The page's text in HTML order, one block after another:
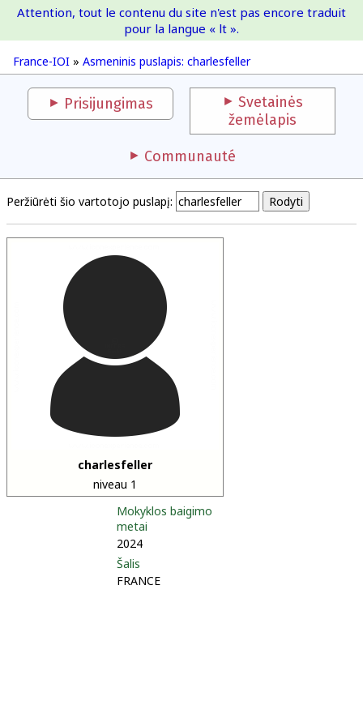
France-IOI
France-IOI » Asmeninis puslapis: charlesfeller
Attention, tout le contenu du site n'est pas encore traduit
pour la langue « lt ».
Prisijungimas
Svetainės
žemėlapis
Communauté
Peržiūrėti šio vartotojo puslapį:
charlesfeller
niveau 1
Mokyklos baigimo
metai
2024
Šalis
FRANCE